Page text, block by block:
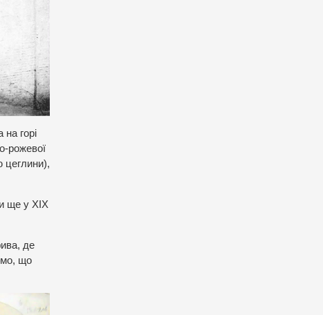
горі
рожевої
цеглини),
ще у ХІХ
де
що